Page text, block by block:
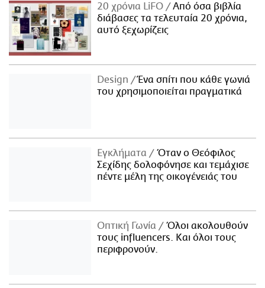
20 χρόνια LiFO
Από όσα βιβλία
διάβασες τα τελευταία 20 χρόνια,
αυτό ξεχωρίζεις
Design
Ένα σπίτι που κάθε γωνιά
του χρησιμοποιείται πραγματικά
Εγκλήματα
Όταν ο Θεόφιλος
Σεχίδης δολοφόνησε και τεμάχισε
πέντε μέλη της οικογένειάς του
Οπτική Γωνία
Όλοι ακολουθούν
τους influencers. Και όλοι τους
περιφρονούν.